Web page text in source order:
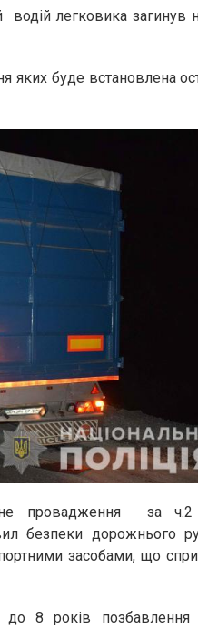
водій легковика загинув
яких буде встановлена
провадження за ч.2
безпеки дорожнього
засобами, що
до 8 років позбавлення